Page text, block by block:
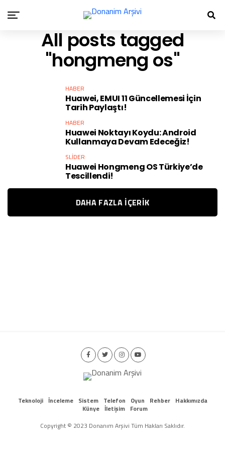
All posts tagged
"hongmeng os"
HABER
Huawei, EMUI 11 Güncellemesi İçin
Tarih Paylaştı!
HABER
Huawei Noktayı Koydu: Android
Kullanmaya Devam Edeceğiz!
SLIDER
Huawei Hongmeng OS Türkiye’de
Tescillendi!
DAHA FAZLA IÇERIK
Teknoloji İnceleme Sistem Telefon Oyun Rehber
Hakkımızda
Künye İletişim Forum
Copyright © 2023 Donanım Arşivi Tüm Hakları Saklıdır.